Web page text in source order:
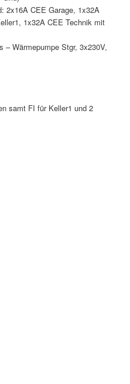
2x16A CEE Garage, 1x32A
1x32A CEE Technik mit
– Wärmepumpe Stgr, 3x230V,
samt FI für Keller1 und 2